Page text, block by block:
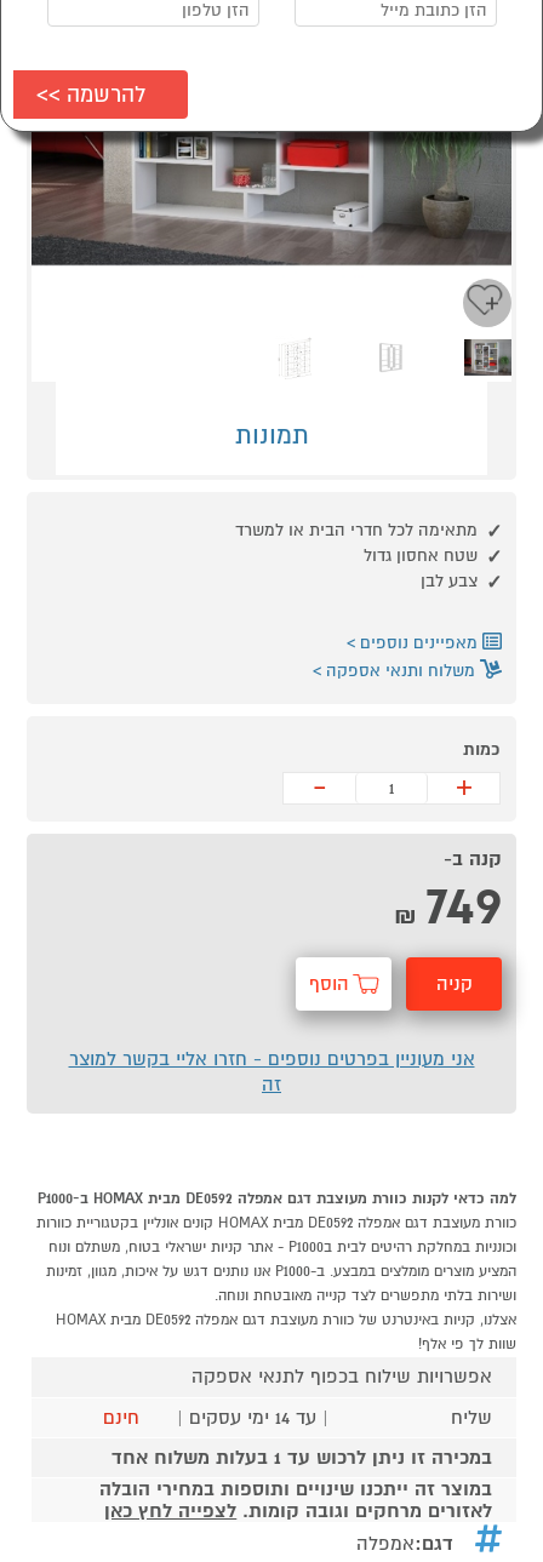
תמונות
מתאימה לכל חדרי הבית או למשרד
שטח אחסון גדול
צבע לבן
מאפיינים נוספים
משלוח ותנאי אספקה
כמות
+
-
קנה ב-
749
₪
קניה הוסף
אני מעוניין בפרטים נוספים - חזרו אליי בקשר למוצר
זה
למה כדאי לקנות כוורת מעוצבת דגם אמפלה DE0592 מבית HOMAX ב-P1000
כוורת מעוצבת דגם אמפלה DE0592 מבית HOMAX קונים אונליין בקטגוריית כוורות
וכונניות במחלקת רהיטים לבית בP1000 - אתר קניות ישראלי בטוח, משתלם ונוח
המציע מוצרים מומלצים במבצע. ב-P1000 אנו נותנים דגש על איכות, מגוון, זמינות
ושירות בלתי מתפשרים לצד קנייה מאובטחת ונוחה.
אצלנו, קניות באינטרנט של כוורת מעוצבת דגם אמפלה DE0592 מבית HOMAX
שוות לך פי אלף!
אפשרויות שילוח בכפוף לתנאי אספקה
שליח
| עד 14 ימי עסקים |
חינם
במכירה זו ניתן לרכוש עד 1 בעלות משלוח אחד
במוצר זה ייתכנו שינויים ותוספות במחירי הובלה
לאזורים מרחקים וגובה קומות. לצפייה לחץ כאן
דגם:אמפלה